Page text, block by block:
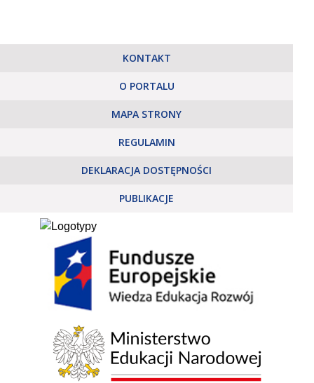
KONTAKT
O PORTALU
MAPA STRONY
REGULAMIN
DEKLARACJA DOSTĘPNOŚCI
PUBLIKACJE